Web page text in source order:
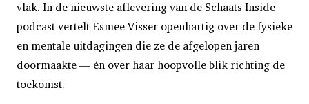
vlak. In de nieuwste aflevering van de Schaats Inside
podcast vertelt Esmee Visser openhartig over de fysieke
en mentale uitdagingen die ze de afgelopen jaren
doormaakte — én over haar hoopvolle blik richting de
toekomst.